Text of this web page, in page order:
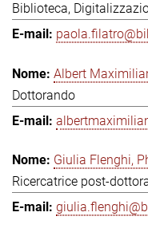
Biblioteca,
Albert
Dottorando
Giulia Flenghi,
Ricercatrice post-